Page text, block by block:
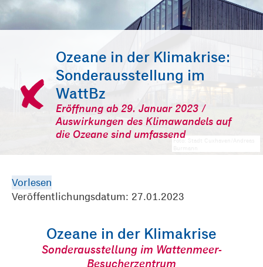
Foto: Stadt Cuxhaven/Andreas
Ozeane in der Klimakrise:
Sonderausstellung im
WattBz
Eröffnung ab 29. Januar 2023 /
Auswirkungen des Klimawandels auf
die Ozeane sind umfassend
Vorlesen
Veröffentlichungsdatum: 27.01.2023
Ozeane in der Klimakrise
Sonderausstellung im Wattenmeer-
Besucherzentrum